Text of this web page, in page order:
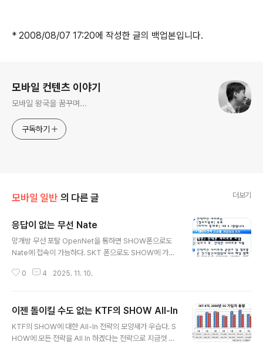
* 2008/08/07 17:20에 작성한 글의 백업본입니다.
모바일 컨텐츠 이야기
모바일 왕국을 꿈꾸며...
구독하기
모바일 일반 의 다른 글 더보기
응답이 없는 무선 Nate
망개방 무선 포탈 OpenNet을 통하면 SHOW폰으로도
Nate에 접속이 가능하다. SKT 폰으로도 SHOW에 가능
OpenNet에 'SHOW'가 없어서 확인을 해보지는 못했다.
면이 뜨고 1번을 선택했다. 그랬더니 웬일인지 접속이 안되
고 아래 화면만 덩그렇게 내 폰에 떠 있다. 일시적인 현상인
줄 알았는데 아침부터 현재까지 계속 이 상태이다. Nate의
0 4 2025. 11. 10.
이젠 돌이킬 수도 없는 KTF의 SHOW All-In
KTF의 SHOW에 대한 All-In 전략의 모양새가 우습다. S
HOW에 모든 전략을 All In 하겠다는 전략으로 지금껏 버